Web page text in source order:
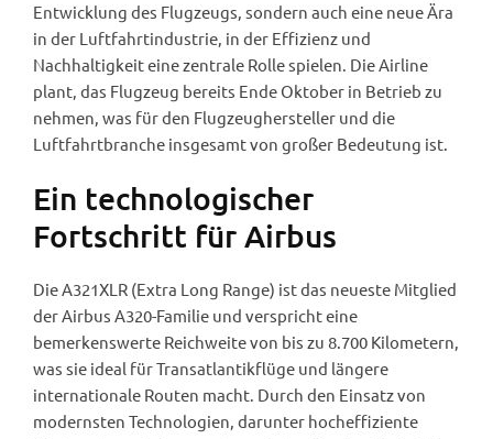
Entwicklung des Flugzeugs, sondern auch eine neue Ära
in der Luftfahrtindustrie, in der Effizienz und
Nachhaltigkeit eine zentrale Rolle spielen. Die Airline
plant, das Flugzeug bereits Ende Oktober in Betrieb zu
nehmen, was für den Flugzeughersteller und die
Luftfahrtbranche insgesamt von großer Bedeutung ist.
Ein technologischer
Fortschritt für Airbus
Die A321XLR (Extra Long Range) ist das neueste Mitglied
der Airbus A320-Familie und verspricht eine
bemerkenswerte Reichweite von bis zu 8.700 Kilometern,
was sie ideal für Transatlantikflüge und längere
internationale Routen macht. Durch den Einsatz von
modernsten Technologien, darunter hocheffiziente